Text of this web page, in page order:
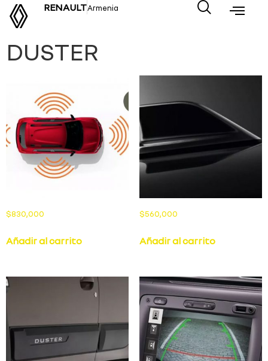
RENAULTArmenia
DUSTER
$830,000
Añadir al carrito
$560,000
Añadir al carrito